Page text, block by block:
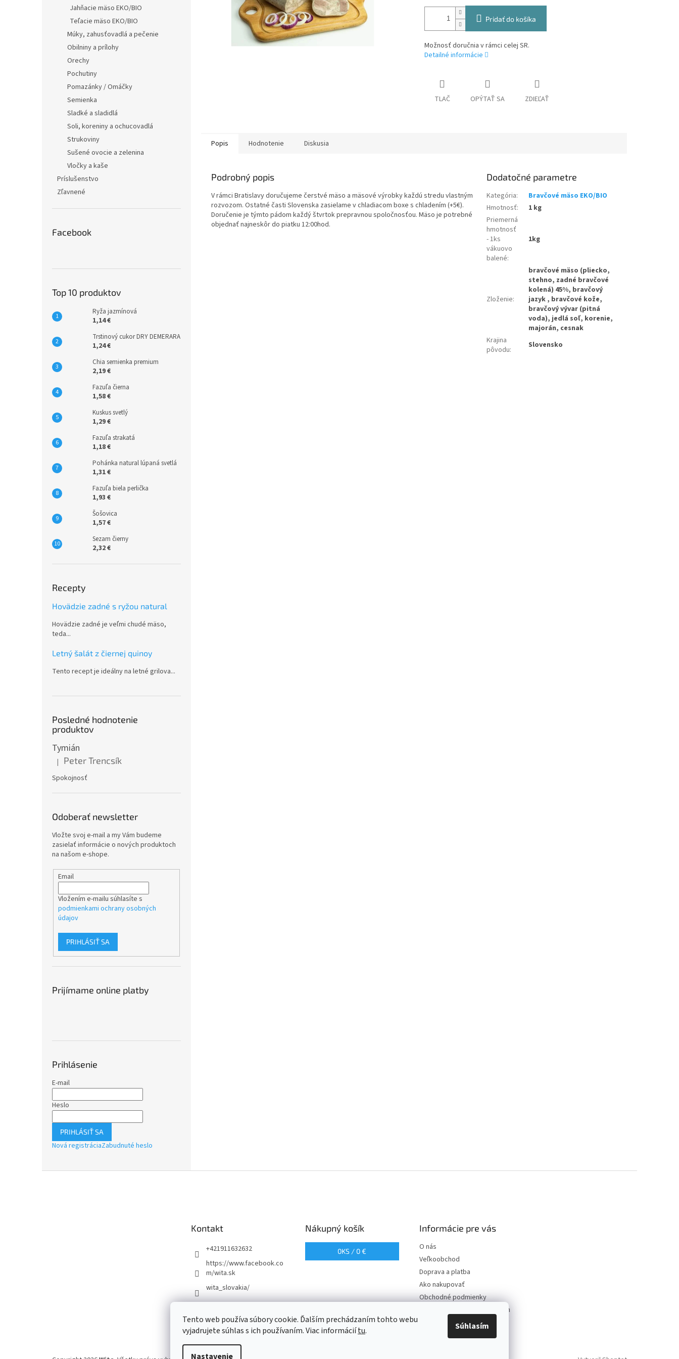
Tento web používa súbory cookie. Ďalším prechádzaním tohto webu
vyjadrujete súhlas s ich používaním. Viac informáciítu.
Nastavenie
Súhlasím
Jahňacie mäso EKO/BIO
Teľacie mäso EKO/BIO
Múky, zahusťovadlá a pečenie
Obilniny a prílohy
Orechy
Pochutiny
Pomazánky / Omáčky
Semienka
Sladké a sladidlá
Soli, koreniny a ochucovadlá
Strukoviny
Sušené ovocie a zelenina
Vločky a kaše
Príslušenstvo
Zľavnené
Facebook
Top 10 produktov
Ryža jazmínová
1,14 €
Trstinový cukor DRY DEMERARA
1,24 €
Chia semienka premium
2,19 €
Fazuľa čierna
1,58 €
Kuskus svetlý
1,29 €
Fazuľa strakatá
1,18 €
Pohánka natural lúpaná svetlá
1,31 €
Fazuľa biela perlička
1,93 €
Šošovica
1,57 €
Sezam čierny
2,32 €
Recepty
Hovädzie zadné s ryžou natural
Hovädzie zadné je veľmi chudé mäso,
teda...
Letný šalát z čiernej quinoy
Tento recept je ideálny na letné grilova...
Posledné hodnotenie
produktov
Tymián
Hodnotenie produktu je 5 z 5 hviezdičiek.
| Peter Trencsík
Spokojnosť
Odoberať newsletter
Vložte svoj e-mail a my Vám budeme
zasielať informácie o nových produktoch
na našom e-shope.
Email
Vložením e-mailu súhlasíte s
podmienkami ochrany osobných
údajov
PRIHLÁSIŤ SA
Prijímame online platby
Prihlásenie
E-mail
Heslo
PRIHLÁSIŤ SA
Nová registráciaZabudnuté heslo
Pridať do košíka
Možnosť doručnia v rámci celej SR.
Detailné informácie
TLAČ OPÝTAŤ SA ZDIEĽAŤ
Popis Hodnotenie Diskusia
Podrobný popis
V rámci Bratislavy doručujeme čerstvé mäso a mäsové výrobky každú stredu vlastným
rozvozom. Ostatné časti Slovenska zasielame v chladiacom boxe s chladením (+5€).
Doručenie je týmto pádom každý štvrtok prepravnou spoločnosťou. Mäso je potrebné
objednať najneskôr do piatku 12:00hod.
Dodatočné parametre
Kategória:
Bravčové mäso EKO/BIO
Hmotnosť:
1 kg
Priemerná
hmotnosť
- 1ks
vákuovo
balené:
1kg
Zloženie:
bravčové mäso (pliecko,
stehno, zadné bravčové
kolená) 45%, bravčový
jazyk , bravčové kože,
bravčový vývar (pitná
voda), jedlá soľ, korenie,
majorán, cesnak
Krajina
pôvodu: Slovensko
Kontakt
+421911632632
https://www.facebook.co
m/wita.sk
wita_slovakia/
Nákupný košík
0KS / 0 €
Informácie pre vás
O nás
Veľkoobchod
Doprava a platba
Ako nakupovať
Obchodné podmienky
Podmienky ochrany osobných